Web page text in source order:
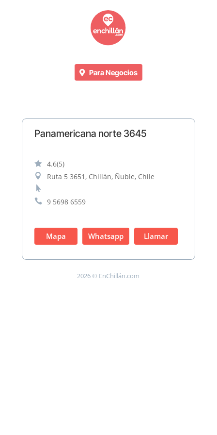
Para Negocios
Panamericana norte 3645
 4.6(5)
 Ruta 5 3651, Chillán, Ñuble, Chile


9 5698 6559
Mapa Whatsapp Llamar
2026 © EnChillán.com